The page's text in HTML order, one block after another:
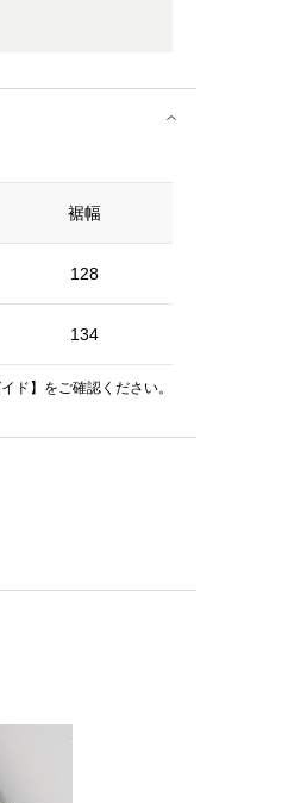
裾幅
128
134
ド】 をご確認ください。